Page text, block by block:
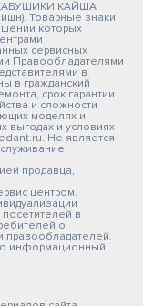
КАЙША
Товарные знаки
которых
сервисных
Правообладателями
в
в гражданский
срок гарантии
и сложности
моделях и
выгодах и условиях
Не является
продавца,
центром.
в
о
правообладателей.
информационный